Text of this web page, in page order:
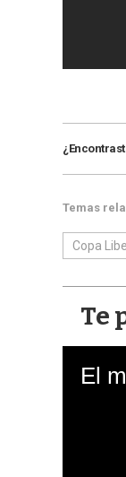
Temas
Copa
Te